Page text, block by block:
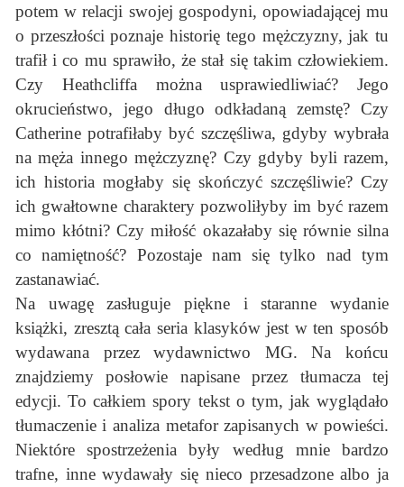
potem w relacji swojej gospodyni, opowiadającej mu
o przeszłości poznaje historię tego mężczyzny, jak tu
trafił i co mu sprawiło, że stał się takim człowiekiem.
Czy Heathcliffa można usprawiedliwiać? Jego
okrucieństwo, jego długo odkładaną zemstę? Czy
Catherine potrafiłaby być szczęśliwa, gdyby wybrała
na męża innego mężczyznę? Czy gdyby byli razem,
ich historia mogłaby się skończyć szczęśliwie? Czy
ich gwałtowne charaktery pozwoliłyby im być razem
mimo kłótni? Czy miłość okazałaby się równie silna
co namiętność? Pozostaje nam się tylko nad tym
zastanawiać.
Na uwagę zasługuje piękne i staranne wydanie
książki, zresztą cała seria klasyków jest w ten sposób
wydawana przez wydawnictwo MG. Na końcu
znajdziemy posłowie napisane przez tłumacza tej
edycji. To całkiem spory tekst o tym, jak wyglądało
tłumaczenie i analiza metafor zapisanych w powieści.
Niektóre spostrzeżenia były według mnie bardzo
trafne, inne wydawały się nieco przesadzone albo ja